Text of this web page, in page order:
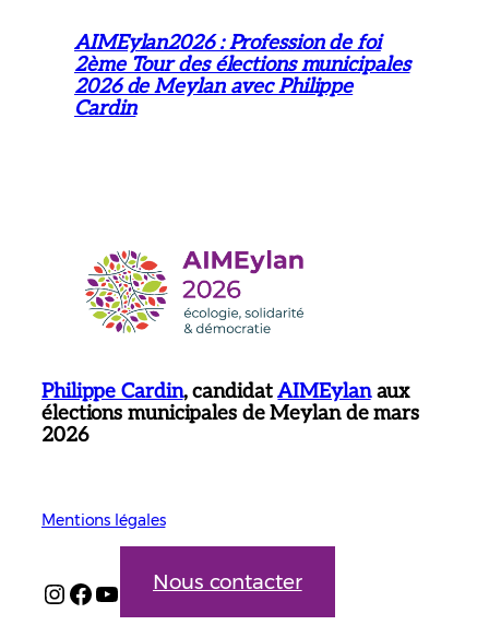
AIMEylan2026 : Profession de foi
2ème Tour des élections municipales
2026 de Meylan avec Philippe
Cardin
Philippe Cardin, candidatAIMEylanaux
élections municipales de Meylan de mars
2026
Mentions légales
Instagram
Facebook
YouTubeNous contacter